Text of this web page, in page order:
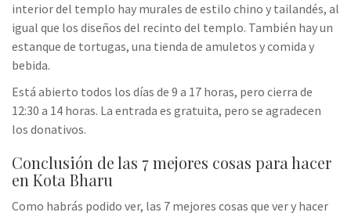
interior del templo hay murales de estilo chino y tailandés, al
igual que los diseños del recinto del templo. También hay un
estanque de tortugas, una tienda de amuletos y comida y
bebida.
Está abierto todos los días de 9 a 17 horas, pero cierra de
12:30 a 14 horas. La entrada es gratuita, pero se agradecen
los donativos.
Conclusión de las 7 mejores cosas para hacer
en Kota Bharu
Como habrás podido ver, las 7 mejores cosas que ver y hacer